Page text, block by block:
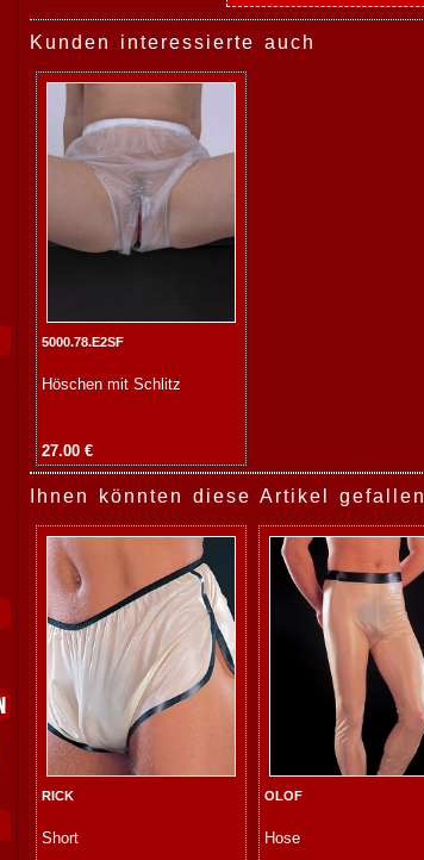
Kunden interessierte auch
5000.78.E2SF
Höschen mit Schlitz
27.00 €
Ihnen könnten diese Artikel gefallen
RICK
Short
OLOF
Hose